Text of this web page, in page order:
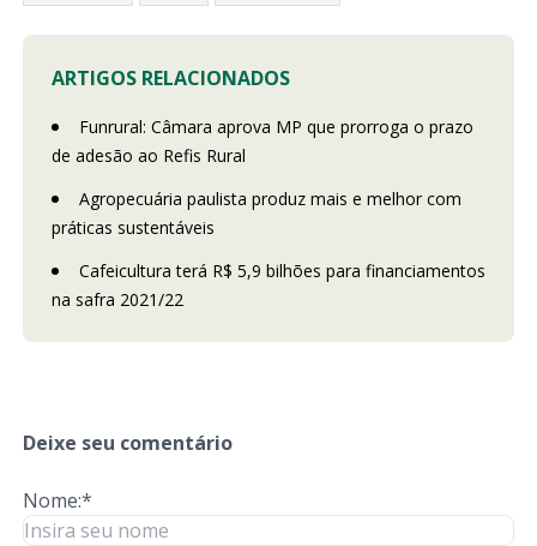
ARTIGOS RELACIONADOS
Funrural: Câmara aprova MP que prorroga o prazo
de adesão ao Refis Rural
Agropecuária paulista produz mais e melhor com
práticas sustentáveis
Cafeicultura terá R$ 5,9 bilhões para financiamentos
na safra 2021/22
Deixe seu comentário
Nome:*